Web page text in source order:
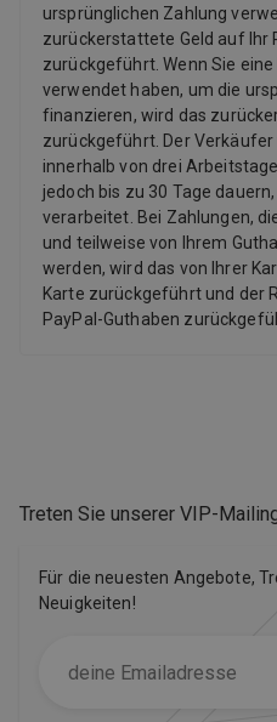
ursprünglichen Zahlung
zurückerstattete Geld auf Ihr
zurückgeführt. Wenn Sie
verwendet haben, um die
finanzieren, wird das
zurückgeführt. Der
innerhalb von drei
jedoch bis zu 30 Tage
verarbeitet. Bei Zahlungen,
und teilweise von Ihrem
werden, wird das von Ihrer
Karte zurückgeführt und der
PayPal-Guthaben
Treten Sie unserer VIP-
Für die neuesten Angebote,
Neuigkeiten!